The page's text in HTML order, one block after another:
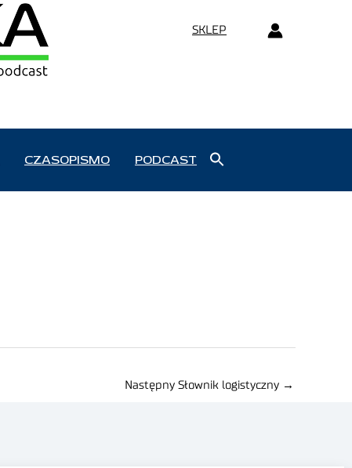
SKLEP
CZASOPISMO PODCAST
Następny Słownik logistyczny →